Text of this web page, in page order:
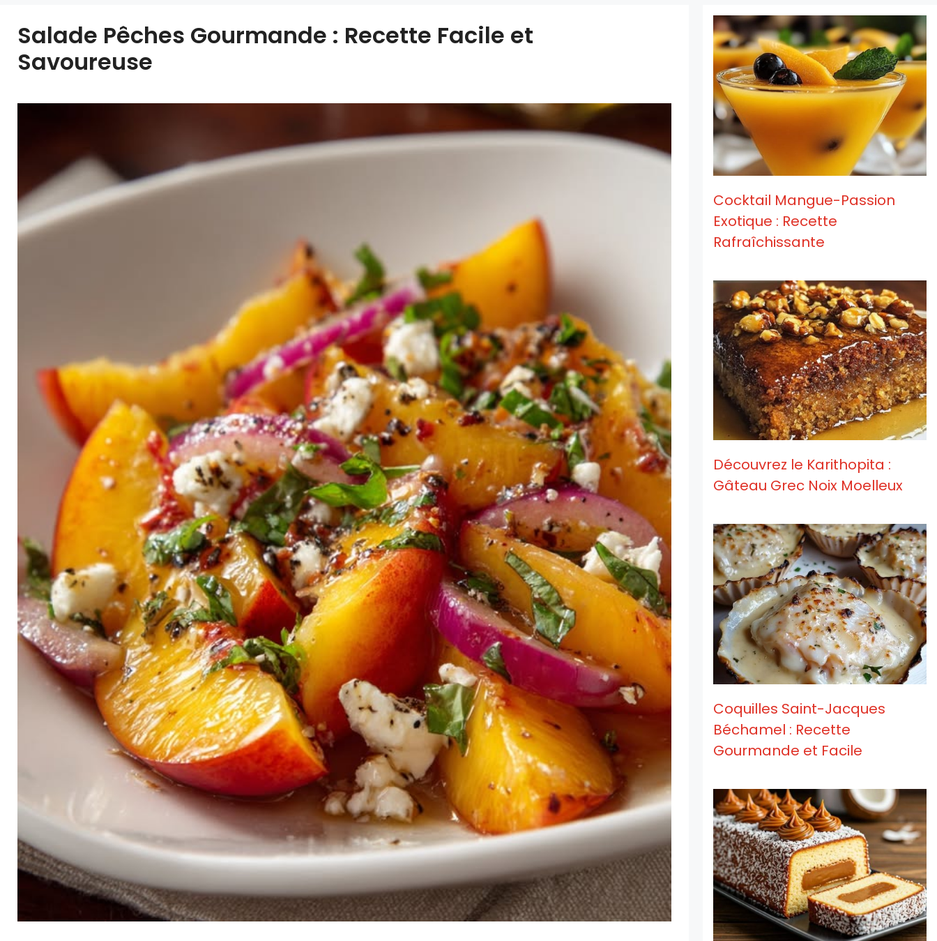
Salade Pêches Gourmande : Recette Facile et
Savoureuse
Cocktail Mangue-Passion
Exotique : Recette
Rafraîchissante
Découvrez le Karithopita :
Gâteau Grec Noix Moelleux
Coquilles Saint-Jacques
Béchamel : Recette
Gourmande et Facile